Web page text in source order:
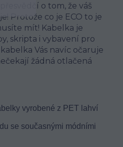
o tom, že váš
Protože co je ECO to je
mít! Kabelka je
skripta i vybavení pro
Vás navíc očaruje
žádná otlačená
vyrobené z PET lahví
se současnými módními